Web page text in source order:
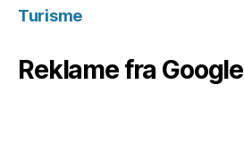
Turisme
Reklame fra Google